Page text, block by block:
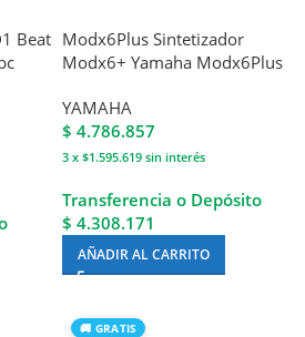
Beat Modx6Plus Sintetizador
Modx6+ Yamaha Modx6Plus
YAMAHA
$ 4.786.857
3 x $1.595.619 sin interés
Transferencia o Depósito
$ 4.308.171
AÑADIR AL CARRITO
🚚 GRATIS